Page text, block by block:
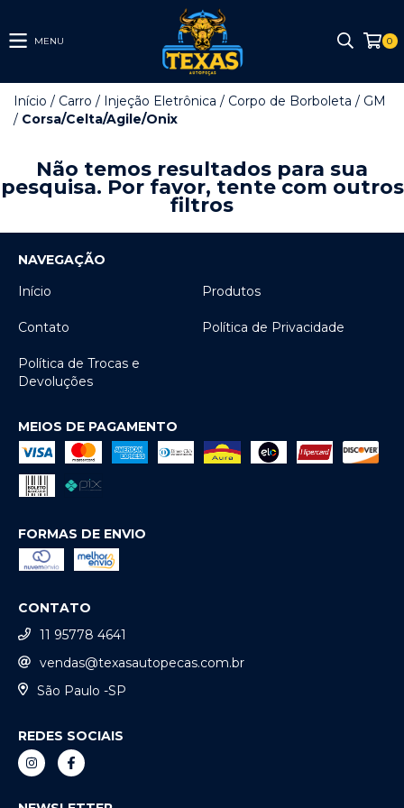
MENU 0
Início / Carro / Injeção Eletrônica / Corpo de Borboleta / GM
/ Corsa/Celta/Agile/Onix
Não temos resultados para sua
pesquisa. Por favor, tente com outros
filtros
NAVEGAÇÃO
Início
Produtos
Contato Política de Privacidade
Política de Trocas e
Devoluções
MEIOS DE PAGAMENTO
FORMAS DE ENVIO
CONTATO
11 95778 4641
vendas@texasautopecas.com.br
São Paulo -SP
REDES SOCIAIS